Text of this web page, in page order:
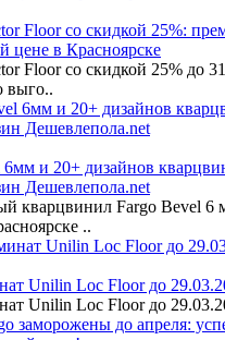
Floor со скидкой 25%:
цене в Красноярске
Floor со скидкой 25% до
выго..
и 20+ дизайнов
Дешевлепола.net
Fargo Bevel 6
..
Unilin Loc Floor до
Unilin Loc Floor до